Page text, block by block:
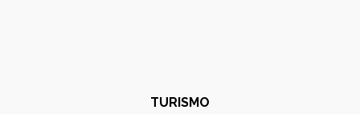
TURISMO